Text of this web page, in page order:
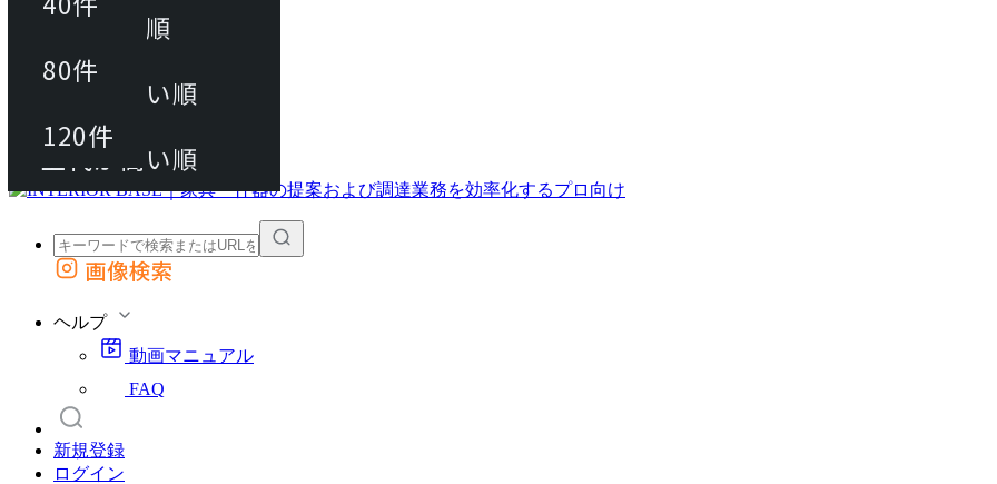
動画マニュアル
FAQ
カート
外部サイトの商品をカートに追加
画像検索
ヘルプ
動画マニュアル
FAQ
新規登録
ログイン
80件
120件
おすすめ順
上代が安い順
上代が高い順
80件
120件